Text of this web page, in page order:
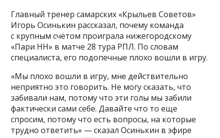
Главный тренер самарских «Крыльев Советов»
Игорь Осинькин рассказал, почему команда
с крупным счётом проиграла нижегородскому
«Пари НН» в матче 28 тура РПЛ. По словам
специалиста, его подопечные плохо вошли в игру.
«Мы плохо вошли в игру, мне действительно
неприятно это говорить. Не могу сказать, что
забивали нам, потому что эти голы мы забили
фактически сами себе. Давайте что то еще
спросим, потому что есть вопросы, на которые
трудно ответить» — сказал Осинькин в эфире